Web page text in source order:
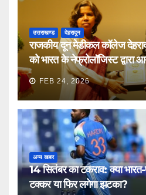
उत्तराखण्ड देहरादून
राजकीय दून मेडीकल कॉलेज
को भारत के नेफ्रोलॉजिस्ट द्वारा
FEB 24, 2026
अन्य खबर
14 सितंबर का टकराव: क्या भारत-
टक्कर या फिर लगेगा झटका?